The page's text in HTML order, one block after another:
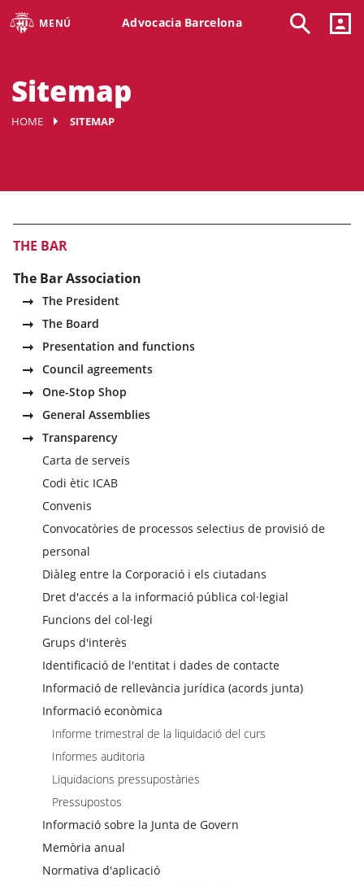
MENÚ Advocacia Barcelona
Sitemap
HOME SITEMAP
THE BAR
The Bar Association
The President
The Board
Presentation and functions
Council agreements
One-Stop Shop
General Assemblies
Transparency
Carta de serveis
Codi ètic ICAB
Convenis
Convocatòries de processos selectius de provisió de
personal
Diàleg entre la Corporació i els ciutadans
Dret d'accés a la informació pública col·legial
Funcions del col·legi
Grups d'interès
Identificació de l'entitat i dades de contacte
Informació de rellevància jurídica (acords junta)
Informació econòmica
Informe trimestral de la liquidació del curs
Informes auditoria
Liquidacions pressupostàries
Pressupostos
Informació sobre la Junta de Govern
Memòria anual
Normativa d'aplicació